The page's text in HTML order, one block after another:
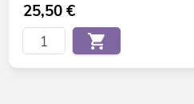
25,50€